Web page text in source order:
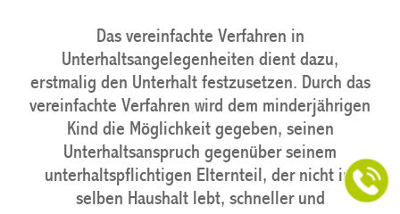
Das vereinfachte Verfahren in
Unterhaltsangelegenheiten dient dazu,
erstmalig den Unterhalt festzusetzen. Durch das
vereinfachte Verfahren wird dem minderjährigen
Kind die Möglichkeit gegeben, seinen
Unterhaltsanspruch gegenüber seinem
unterhaltspflichtigen Elternteil, der nicht im
selben Haushalt lebt, schneller und